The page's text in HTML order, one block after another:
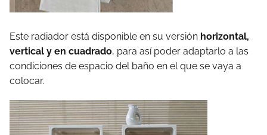
Este radiador está disponible en su versión horizontal,
vertical y en cuadrado, para así poder adaptarlo a las
condiciones de espacio del baño en el que se vaya a
colocar.